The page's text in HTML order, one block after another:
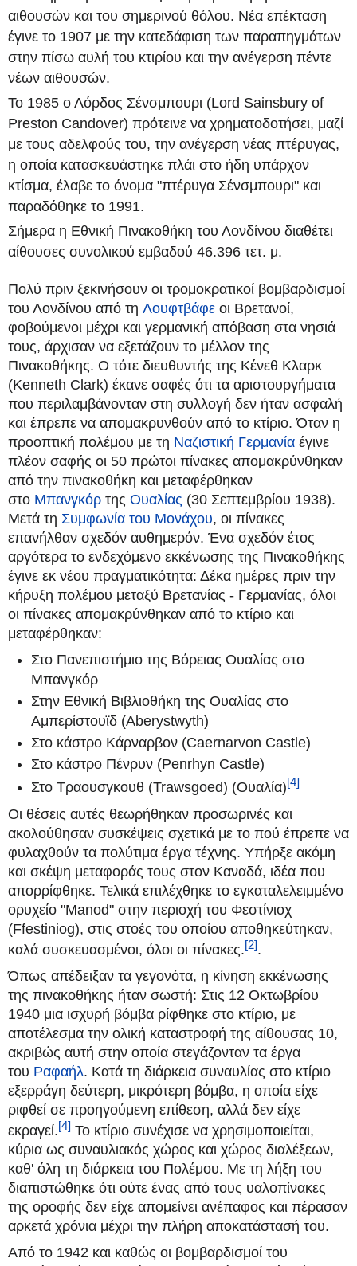
αιθουσών και του σημερινού θόλου. Νέα επέκταση
έγινε το 1907 με την κατεδάφιση των παραπηγμάτων
στην πίσω αυλή του κτιρίου και την ανέγερση πέντε
νέων αιθουσών.
Το 1985 ο Λόρδος Σένσμπουρι (Lord Sainsbury of
Preston Candover) πρότεινε να χρηματοδοτήσει, μαζί
με τους αδελφούς του, την ανέγερση νέας πτέρυγας,
η οποία κατασκευάστηκε πλάι στο ήδη υπάρχον
κτίσμα, έλαβε το όνομα "πτέρυγα Σένσμπουρι" και
παραδόθηκε το 1991.
Σήμερα η Εθνική Πινακοθήκη του Λονδίνου διαθέτει
αίθουσες συνολικού εμβαδού 46.396 τετ. μ.
Πολύ πριν ξεκινήσουν οι τρομοκρατικοί βομβαρδισμοί
του Λονδίνου από τη Λουφτβάφε οι Βρετανοί,
φοβούμενοι μέχρι και γερμανική απόβαση στα νησιά
τους, άρχισαν να εξετάζουν το μέλλον της
Πινακοθήκης. Ο τότε διευθυντής της Κένεθ Κλαρκ
(Kenneth Clark) έκανε σαφές ότι τα αριστουργήματα
που περιλαμβάνονταν στη συλλογή δεν ήταν ασφαλή
και έπρεπε να απομακρυνθούν από το κτίριο. Όταν η
προοπτική πολέμου με τη Ναζιστική Γερμανία έγινε
πλέον σαφής οι 50 πρώτοι πίνακες απομακρύνθηκαν
από την πινακοθήκη και μεταφέρθηκαν
στο Μπανγκόρ της Ουαλίας (30 Σεπτεμβρίου 1938).
Μετά τη Συμφωνία του Μονάχου, οι πίνακες
επανήλθαν σχεδόν αυθημερόν. Ένα σχεδόν έτος
αργότερα το ενδεχόμενο εκκένωσης της Πινακοθήκης
έγινε εκ νέου πραγματικότητα: Δέκα ημέρες πριν την
κήρυξη πολέμου μεταξύ Βρετανίας - Γερμανίας, όλοι
οι πίνακες απομακρύνθηκαν από το κτίριο και
μεταφέρθηκαν:
Στο Πανεπιστήμιο της Βόρειας Ουαλίας στο
Μπανγκόρ
Στην Εθνική Βιβλιοθήκη της Ουαλίας στο
Αμπερίστουϊδ (Aberystwyth)
Στο κάστρο Κάρναρβον (Caernarvon Castle)
Στο κάστρο Πένρυν (Penrhyn Castle)
Στο Τραουσγκουθ (Trawsgoed) (Ουαλία)[4]
Οι θέσεις αυτές θεωρήθηκαν προσωρινές και
ακολούθησαν συσκέψεις σχετικά με το πού έπρεπε να
φυλαχθούν τα πολύτιμα έργα τέχνης. Υπήρξε ακόμη
και σκέψη μεταφοράς τους στον Καναδά, ιδέα που
απορρίφθηκε. Τελικά επιλέχθηκε το εγκαταλελειμμένο
ορυχείο "Manod" στην περιοχή του Φεστίνιοχ
(Ffestiniog), στις στοές του οποίου αποθηκεύτηκαν,
καλά συσκευασμένοι, όλοι οι πίνακες.[2].
Όπως απέδειξαν τα γεγονότα, η κίνηση εκκένωσης
της πινακοθήκης ήταν σωστή: Στις 12 Οκτωβρίου
1940 μια ισχυρή βόμβα ρίφθηκε στο κτίριο, με
αποτέλεσμα την ολική καταστροφή της αίθουσας 10,
ακριβώς αυτή στην οποία στεγάζονταν τα έργα
του Ραφαήλ. Κατά τη διάρκεια συναυλίας στο κτίριο
εξερράγη δεύτερη, μικρότερη βόμβα, η οποία είχε
ριφθεί σε προηγούμενη επίθεση, αλλά δεν είχε
εκραγεί.[4] Το κτίριο συνέχισε να χρησιμοποιείται,
κύρια ως συναυλιακός χώρος και χώρος διαλέξεων,
καθ' όλη τη διάρκεια του Πολέμου. Με τη λήξη του
διαπιστώθηκε ότι ούτε ένας από τους υαλοπίνακες
της οροφής δεν είχε απομείνει ανέπαφος και πέρασαν
αρκετά χρόνια μέχρι την πλήρη αποκατάστασή του.
Από το 1942 και καθώς οι βομβαρδισμοί του